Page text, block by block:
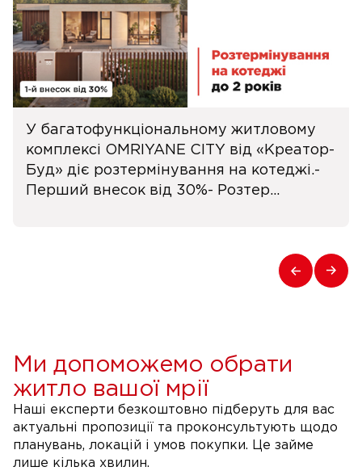
У багатофункціональному житловому
комплексі OMRIYANE CITY від «Креатор-
Буд» діє розтермінування на котеджі.-
Перший внесок від 30%- Розтер...
Ми допоможемо обрати
житло вашої мрії
Наші експерти безкоштовно підберуть для вас
актуальні пропозиції та проконсультують щодо
планувань, локацій і умов покупки. Це займе
лише кілька хвилин.